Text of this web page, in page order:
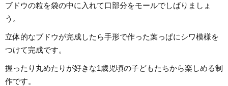
ブドウの粒を袋の中に入れて口部分をモールでしばりましょ
う。
立体的なブドウが完成したら手形で作った葉っぱにシワ模様を
つけて完成です。
握ったり丸めたりが好きな1歳児頃の子どもたちから楽しめる制
作です。